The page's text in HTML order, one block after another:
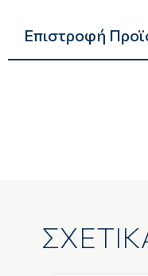
Επιστροφή